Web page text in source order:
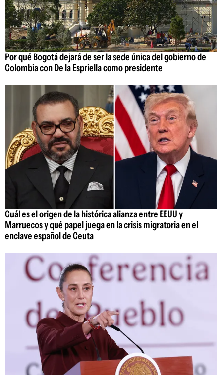
Por qué Bogotá dejará de ser la sede única del gobierno de
Colombia con De la Espriella como presidente
Cuál es el origen de la histórica alianza entre EEUU y
Marruecos y qué papel juega en la crisis migratoria en el
enclave español de Ceuta